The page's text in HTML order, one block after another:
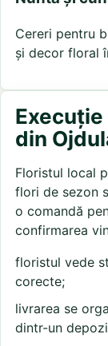
Cereri pentru
și decor floral
din
Floristul local
flori de sezon
o comandă
confirmarea
floristul vede
corecte;
livrarea se
dintr-un